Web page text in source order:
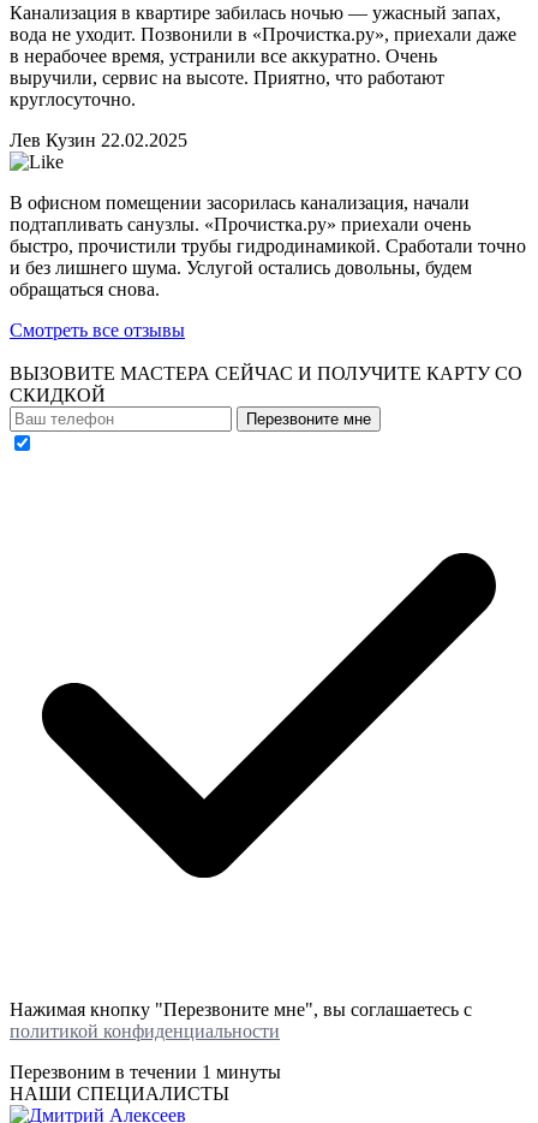
Канализация в квартире забилась ночью — ужасный запах,
вода не уходит. Позвонили в «Прочистка.ру», приехали даже
в нерабочее время, устранили все аккуратно. Очень
выручили, сервис на высоте. Приятно, что работают
круглосуточно.
Лев Кузин 22.02.2025
В офисном помещении засорилась канализация, начали
подтапливать санузлы. «Прочистка.ру» приехали очень
быстро, прочистили трубы гидродинамикой. Сработали точно
и без лишнего шума. Услугой остались довольны, будем
обращаться снова.
Смотреть все отзывы
ВЫЗОВИТЕ МАСТЕРА СЕЙЧАС И ПОЛУЧИТЕ КАРТУ СО
СКИДКОЙ
Перезвоните мне
Нажимая кнопку "Перезвоните мне", вы соглашаетесь с
политикой конфиденциальности
Перезвоним в течении 1 минуты
НАШИ СПЕЦИАЛИСТЫ